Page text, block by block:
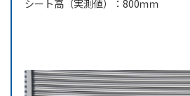
シート高（実測値）：800ｍｍ